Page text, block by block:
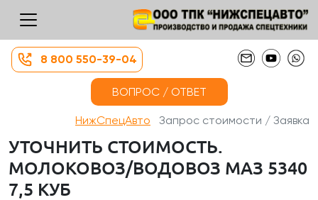
8 800 550-39-04
ВОПРОС / ОТВЕТ
НижСпецАвто Запрос стоимости / Заявка
УТОЧНИТЬ СТОИМОСТЬ.
МОЛОКОВОЗ/ВОДОВОЗ МАЗ 5340
7,5 КУБ